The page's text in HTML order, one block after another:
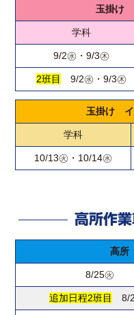
玉掛け
学科
9/2㊌・9/3㊍
2班目 9/2㊌・9/3㊍
玉掛け イ
学科
10/13㊋・10/14㊌
高所作
高所
8/25㊋
追加日程2班目 8/